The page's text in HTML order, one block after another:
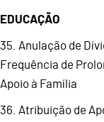
EDUCAÇÃO
35. Anulação de
Frequência de
Apoio à Família
36. Atribuição de